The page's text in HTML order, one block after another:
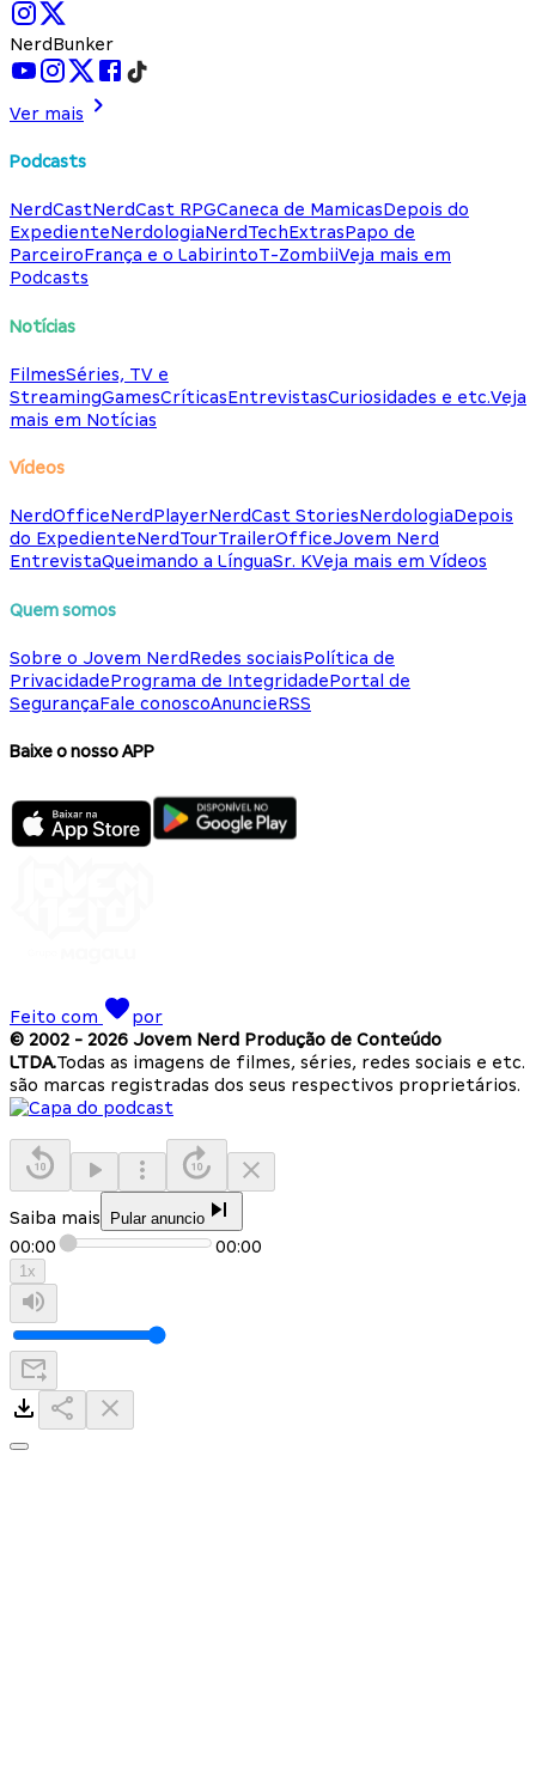
NerdBunker
Ver mais
Podcasts
NerdCastNerdCast RPGCaneca de MamicasDepois do
ExpedienteNerdologiaNerdTechExtrasPapo de
ParceiroFrança e o LabirintoT-ZombiiVeja mais em
Podcasts
Notícias
FilmesSéries, TV e
StreamingGamesCríticasEntrevistasCuriosidades e etc.Veja
mais em Notícias
Vídeos
NerdOfficeNerdPlayerNerdCast StoriesNerdologiaDepois
do ExpedienteNerdTourTrailerOfficeJovem Nerd
EntrevistaQueimando a LínguaSr. KVeja mais em Vídeos
Quem somos
Sobre o Jovem NerdRedes sociaisPolítica de
PrivacidadePrograma de IntegridadePortal de
SegurançaFale conoscoAnuncieRSS
Baixe o nosso APP
Feito com
por
© 2002 - 2026 Jovem Nerd Produção de Conteúdo
LTDA.Todas as imagens de filmes, séries, redes sociais e etc.
são marcas registradas dos seus respectivos proprietários.
Saiba mais Pular anuncio
00:00 00:00
1x